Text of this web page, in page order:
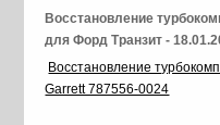
Восстановление
для Форд Транзит -
Восстановление
Garrett 787556-0024